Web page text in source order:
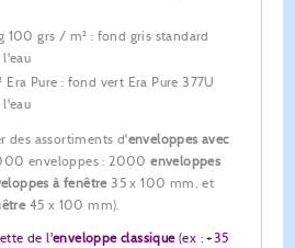
100 grs / m² : fond gris standard
Era Pure : fond vert Era Pure 377U
des assortiments d'enveloppes avec
enveloppes : 2000enveloppes
à fenêtre35 x 100 mm, et
45 x 100 mm).
de l'enveloppe classique(ex : +35